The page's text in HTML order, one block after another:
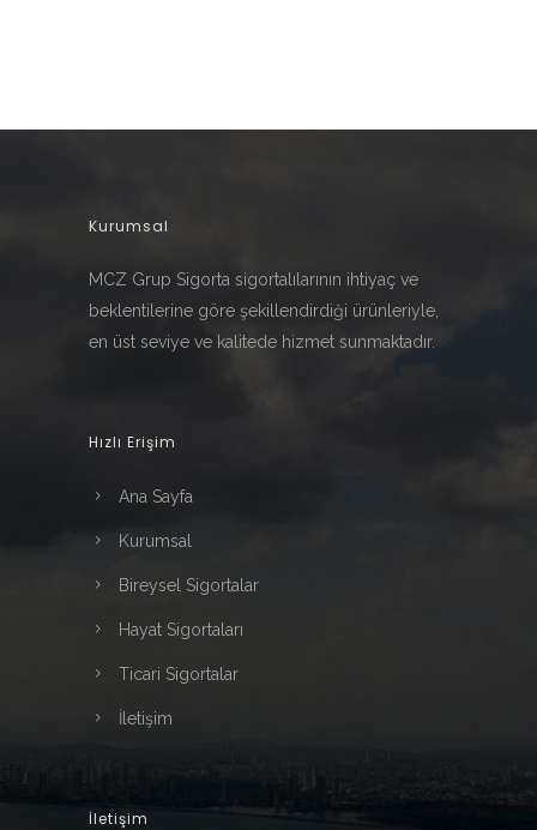
Kurumsal
MCZ Grup Sigorta sigortalılarının ihtiyaç ve
beklentilerine göre şekillendirdiği ürünleriyle,
en üst seviye ve kalitede hizmet sunmaktadır.
Hızlı Erişim
Ana Sayfa
Kurumsal
Bireysel Sigortalar
Hayat Sigortaları
Ticari Sigortalar
İletişim
İletişim